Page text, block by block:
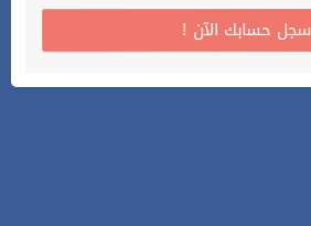
! سجل حسابك الآن